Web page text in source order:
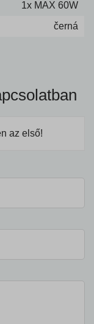
1x MAX 60W
černá
az első!